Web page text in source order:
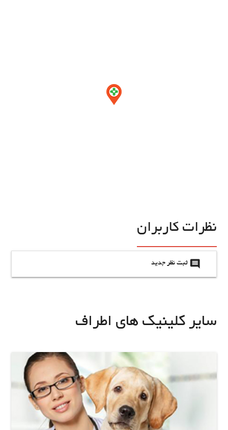
نظرات کاربران
insert_comment ثبت نظر جدید
سایر کلینیک های اطراف